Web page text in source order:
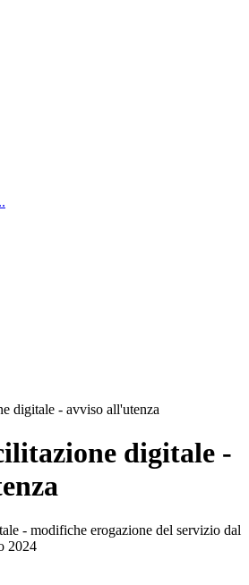
digitale - avviso all'utenza
digitale -
- modifiche erogazione del servizio dal
2024